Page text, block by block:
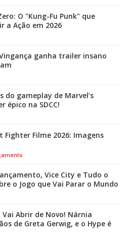
O "Kung-Fu Punk" que
a Ação em 2026
ganha trailer insano
do gameplay de Marvel’s
épico na SDCC!
Fighter Filme 2026: Imagens
Vice City e Tudo o
o Jogo que Vai Parar o Mundo
Vai Abrir de Novo! Nárnia
de Greta Gerwig, e o Hype é